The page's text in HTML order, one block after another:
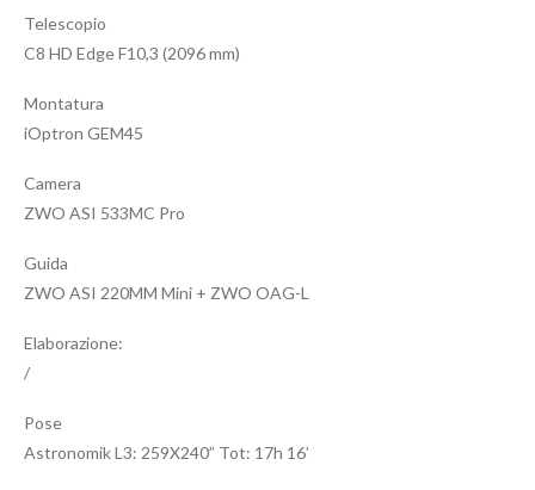
Telescopio
C8 HD Edge F10,3 (2096 mm)
Montatura
iOptron GEM45
Camera
ZWO ASI 533MC Pro
Guida
ZWO ASI 220MM Mini + ZWO OAG-L
Elaborazione:
/
Pose
Astronomik L3: 259X240” Tot: 17h 16’